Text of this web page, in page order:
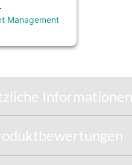
Management
Informationen